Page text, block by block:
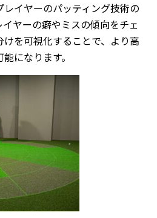
イヤーのパッティング技術の
ヤーの癖やミスの傾向をチェ
を可視化することで、より高
になります。